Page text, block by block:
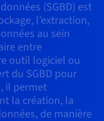
(SGBD) est
l’extraction,
au sein
entre
outil logiciel ou
du SGBD pour
il permet
la création, la
de manière